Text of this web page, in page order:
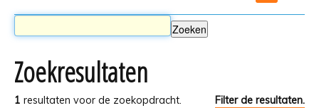
Zoekresultaten
1 resultaten voor de zoekopdracht.
Filter de resultaten.